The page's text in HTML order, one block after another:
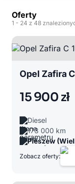
Oferty
1 - 24 z 48
Opel Zafira
15 900 zł
Diesel
173 000 km
Pleszew
Zobacz oferty: